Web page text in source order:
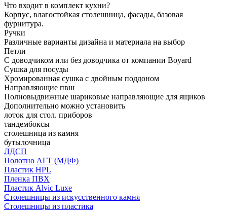
Что входит в комплект кухни?
Корпус, влагостойкая столешница, фасады, базовая
фурнитура.
Ручки
Различные варианты дизайна и материала на выбор
Петли
С доводчиком или без доводчика от компании Boyard
Сушка для посуды
Хромированная сушка с двойным поддоном
Направляющие пвш
Полновыдвижные шариковые направляющие для ящиков
Дополнительно можно установить
лоток для стол. приборов
тандембоксы
столешница из камня
бутылочница
ЛДСП
Полотно АГТ (МДФ)
Пластик HPL
Пленка ПВХ
Пластик Alvic Luxe
Столешницы из искусственного камня
Столешницы из пластика